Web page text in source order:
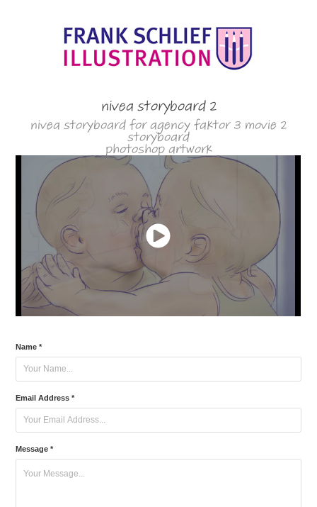
nivea storyboard 2
nivea storyboard for agency faktor 3 movie 2
storyboard
photoshop artwork
Name *
Email Address *
Message *